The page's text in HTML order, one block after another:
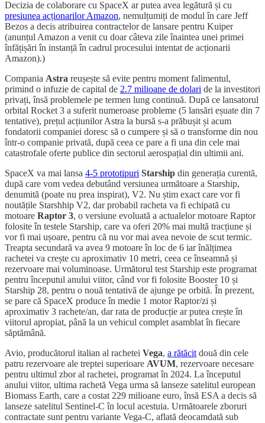
Decizia de colaborare cu SpaceX ar putea avea legătură și cu
presiunea acționarilor Amazon, nemulțumiți de modul în care Jeff
Bezos a decis atribuirea contractelor de lansare pentru Kuiper
(anunțul Amazon a venit cu doar câteva zile înaintea unei primei
înfățișări în instanță în cadrul procesului intentat de acționarii
Amazon).)
Compania Astra reușește să evite pentru moment falimentul,
primind o infuzie de capital de 2.7 milioane de dolari de la investitori
privați, însă problemele pe termen lung continuă. După ce lansatorul
orbital Rocket 3 a suferit numeroase probleme (5 lansări eșuate din 7
tentative), prețul acțiunilor Astra la bursă s-a prăbușit și acum
fondatorii companiei doresc să o cumpere și să o transforme din nou
într-o companie privată, după ceea ce pare a fi una din cele mai
catastrofale oferte publice din sectorul aerospațial din ultimii ani.
SpaceX va mai lansa 4-5 prototipuri Starship din generația curentă,
după care vom vedea debutând versiunea următoare a Starship,
denumită (poate nu prea inspirat), V2. Nu știm exact care vor fi
noutățile Starshhip V2, dar probabil racheta va fi echipată cu
motoare Raptor 3, o versiune evoluată a actualelor motoare Raptor
folosite în testele Starship, care va oferi 20% mai multă tracțiune și
vor fi mai ușoare, pentru că nu vor mai avea nevoie de scut termic.
Treapta secundară va avea 9 motoare în loc de 6 iar înălțimea
rachetei va crește cu aproximativ 10 metri, ceea ce înseamnă și
rezervoare mai voluminoase. Următorul test Starship este programat
pentru începutul anului viitor, când vor fi folosite Booster 10 și
Starship 28, pentru o nouă tentativă de ajunge pe orbită. În prezent,
se pare că SpaceX produce în medie 1 motor Raptor/zi și
aproximativ 3 rachete/an, dar rata de producție ar putea crește în
viitorul apropiat, până la un vehicul complet asamblat în fiecare
săptămână.
Avio, producătorul italian al rachetei Vega, a rătăcit două din cele
patru rezervoare ale treptei superioare AVUM, rezervoare necesare
pentru ultimul zbor al rachetei, programat în 2024. La începutul
anului viitor, ultima rachetă Vega urma să lanseze satelitul european
Biomass Earth, care a costat 229 milioane euro, însă ESA a decis să
lanseze satelitul Sentinel-C în locul acestuia. Următoarele zboruri
contractate sunt pentru variante Vega-C, aflată deocamdată sub